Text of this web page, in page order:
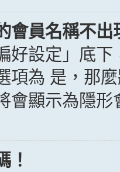
會員名稱不
好設定」底
項為 是 ，那
會顯示為隱形
！